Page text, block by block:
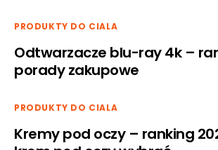
PRODUKTY DO CIALA
Odtwarzacze blu-ray 4k –
porady zakupowe
PRODUKTY DO CIALA
Kremy pod oczy – ranking